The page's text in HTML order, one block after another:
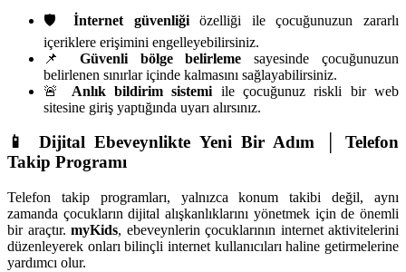
🛡️İnternet güvenliğiözelliği ile çocuğunuzun zararlı
içeriklere erişimini engelleyebilirsiniz.
📌 Güvenli bölge belirleme sayesinde çocuğunuzun
belirlenen sınırlar içinde kalmasını sağlayabilirsiniz.
🚨 Anlık bildirim sistemi ile çocuğunuz riskli bir web
sitesine giriş yaptığında uyarı alırsınız.
📱 Dijital Ebeveynlikte Yeni Bir Adım │ Telefon
Takip Programı
Telefon takip programları, yalnızca konum takibi değil, aynı
zamanda çocukların dijital alışkanlıklarını yönetmek için de önemli
bir araçtır. myKids, ebeveynlerin çocuklarının internet aktivitelerini
düzenleyerek onları bilinçli internet kullanıcıları haline getirmelerine
yardımcı olur.